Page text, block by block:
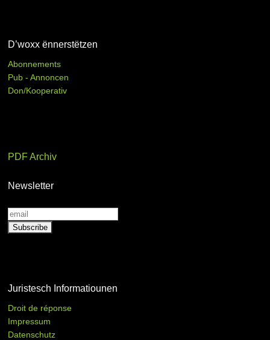
D’woxx ënnerstëtzen
Abonnements
Pub - Annoncen
Don/Kooperativ
PDF Archiv
Newsletter
Juristesch Informatiounen
Droit de réponse
Impressum
Datenschutz